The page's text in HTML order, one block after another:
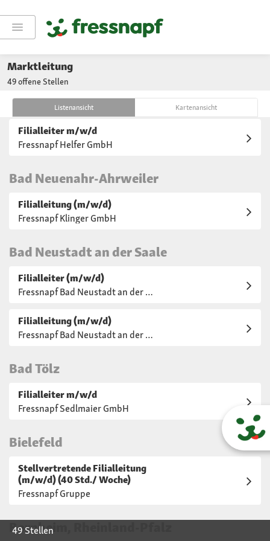
Aushilfen
Marktleitung
49 offene Stellen
Listenansicht Kartenansicht
Ahaus
Filialleiter m/w/d
Fressnapf Helfer GmbH
Filialleiter m/w/d
Fressnapf Helfer GmbH
Bad Neuenahr-Ahrweiler
Filialleitung (m/w/d)
Fressnapf Klinger GmbH
Bad Neustadt an der Saale
Filialleiter (m/w/d)
Fressnapf Bad Neustadt an der Saale
Filialleitung (m/w/d)
Fressnapf Bad Neustadt an der Saale
Bad Tölz
Filialleiter m/w/d
Fressnapf Sedlmaier GmbH
Bielefeld
Stellvertretende Filialleitung
(m/w/d) (40 Std./ Woche)
Fressnapf Gruppe
Bornheim, Rheinland-Pfalz
49 Stellen